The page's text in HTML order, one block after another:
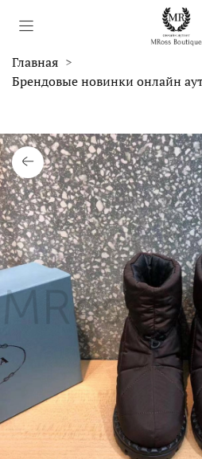
Главная
Брендовые новинки онлайн